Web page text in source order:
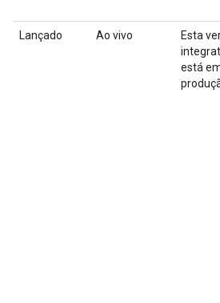
Lançado Ao vivo
Esta
está